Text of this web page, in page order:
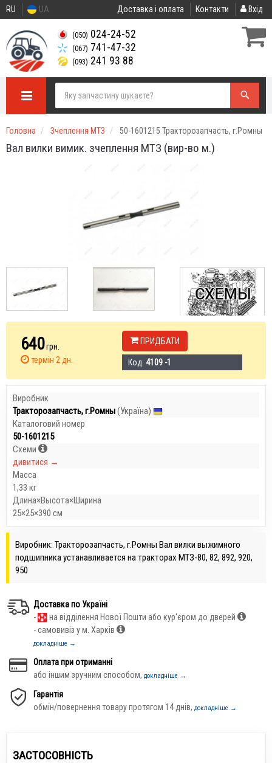
RU UA Доставка і оплата Контакти Вхід
(050) 024-24-52
(067) 741-47-32
(093) 241 93 88
Головна Зчеплення МТЗ 50-1601215 Тракторозапчасть, г.Ромны
Вал вилки вимик. зчеплення МТЗ (вир-во м.)
640грн.
термін 2 дн.
ПРИДБАТИ
Код: 4109 -1
Виробник
Тракторозапчасть, г.Ромны(Україна)
Каталоговий номер
50-1601215
Схеми
дивитися →
Масса
1,33 кг
Длина×Высота×Ширина
25×25×390 см
Виробник: Тракторозапчасть, г.Ромны Вал вилки выжимного
подшипника устанавливается на тракторах МТЗ-80, 82, 892, 920,
950
Доставка по Україні
-
на відділення Нової Пошти або кур'єром до дверей
- самовивіз у м. Харків
докладніше →
Оплата при отриманні
або іншим зручним способом, докладніше →
Гарантія
обмін/повернення товару протягом 14 днів, докладніше →
ЗАСТОСОВНІСТЬ